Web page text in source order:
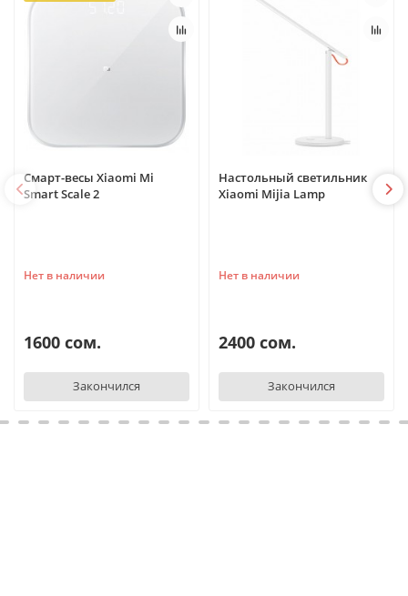
Смарт-весы Xiaomi Mi
Smart Scale 2
Нет в наличии
1600 сом.
Закончился
Настольный светильник
Xiaomi Mijia Lamp
Нет в наличии
2400 сом.
Закончился